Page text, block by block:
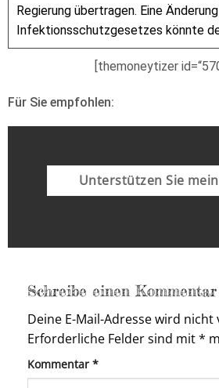
Regierung übertragen. Eine
Infektionsschutzgesetzes könnte
[themoneytizer
Für Sie empfohlen:
Unterstützen Sie
Schreibe einen Kommentar
Deine E-Mail-Adresse wird
Erforderliche Felder sind mit*
Kommentar *